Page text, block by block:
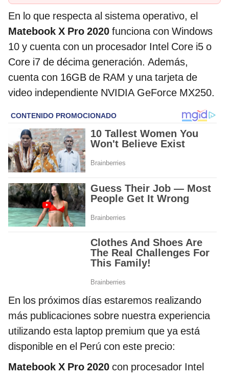
En lo que respecta al sistema operativo, el
Matebook X Pro 2020 funciona con Windows
10 y cuenta con un procesador Intel Core i5 o
Core i7 de décima generación. Además,
cuenta con 16GB de RAM y una tarjeta de
video independiente NVIDIA GeForce MX250.
En los próximos días estaremos realizando
más publicaciones sobre nuestra experiencia
utilizando esta laptop premium que ya está
disponible en el Perú con este precio:
Matebook X Pro 2020 con procesador Intel